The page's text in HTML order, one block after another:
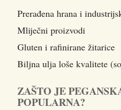
Prerađena hrana i
Mliječni proizvodi
Gluten i rafinirane žitarice
Biljna ulja loše kvalitete
ZAŠTO JE
POPULARNA?